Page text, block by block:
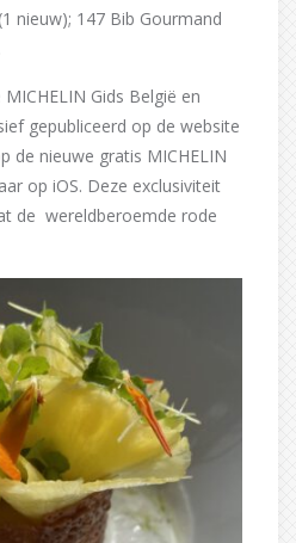
nieuw); 147 Bib Gourmand
Gids België en
gepubliceerd op de website
de nieuwe gratis MICHELIN
op iOS. Deze exclusiviteit
de wereldberoemde rode